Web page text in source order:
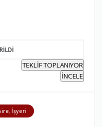
TEKLİF TOPLANIYOR
İNCELE
İşyeri